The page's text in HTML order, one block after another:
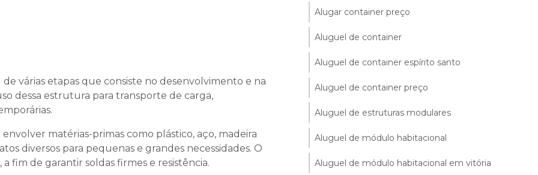
várias etapas que consiste no desenvolvimento e na
dessa estrutura para transporte de carga,
matérias-primas como plástico, aço, madeira
diversos para pequenas e grandes necessidades. O
fim de garantir soldas firmes e resistência.
Alugar container preço
Aluguel de container
Aluguel de container espírito santo
Aluguel de container preço
Aluguel de estruturas modulares
Aluguel de módulo habitacional
Aluguel de módulo habitacional em vitória